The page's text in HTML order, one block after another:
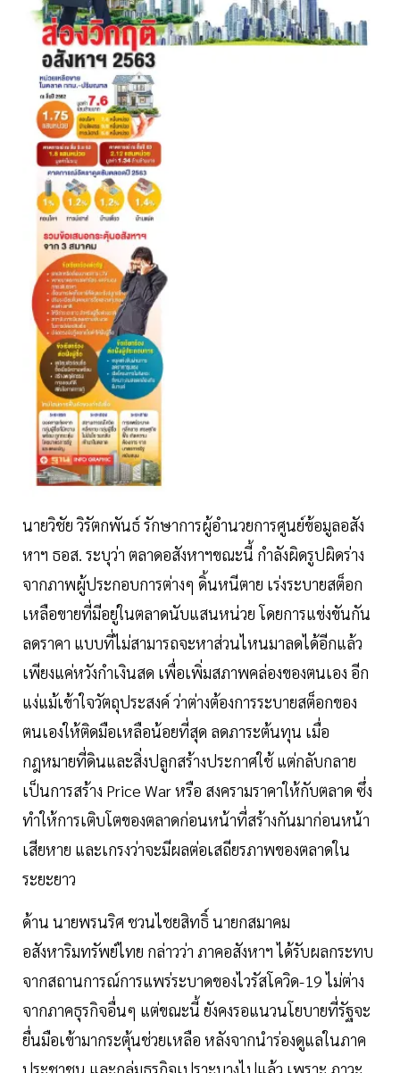
นายวิชัย วิรัตกพันธ์ รักษาการผู้อำนวยการศูนย์ข้อมูลอสัง
หาฯ ธอส. ระบุว่า ตลาดอสังหาฯขณะนี้ กำลังผิดรูปผิดร่าง
จากภาพผู้ประกอบการต่างๆ ดิ้นหนีตาย เร่งระบายสต็อก
เหลือขายที่มีอยู่ในตลาดนับแสนหน่วย โดยการแข่งขันกัน
ลดราคา แบบที่ไม่สามารถจะหาส่วนไหนมาลดได้อีกแล้ว
เพียงแค่หวังกำเงินสด เพื่อเพิ่มสภาพคล่องของตนเอง อีก
แง่แม้เข้าใจวัตถุประสงค์ ว่าต่างต้องการระบายสต็อกของ
ตนเองให้ติดมือเหลือน้อยที่สุด ลดภาระต้นทุน เมื่อ
กฎหมายที่ดินและสิ่งปลูกสร้างประกาศใช้ แต่กลับกลาย
เป็นการสร้าง Price War หรือ สงครามราคาให้กับตลาด ซึ่ง
ทำให้การเติบโตของตลาดก่อนหน้าที่สร้างกันมาก่อนหน้า
เสียหาย และเกรงว่าจะมีผลต่อเสถียรภาพของตลาดใน
ระยะยาว
ด้าน นายพรนริศ ชวนไชยสิทธิ์ นายกสมาคม
อสังหาริมทรัพย์ไทย กล่าวว่า ภาคอสังหาฯ ได้รับผลกระทบ
จากสถานการณ์การแพร่ระบาดของไวรัสโควิด-19 ไม่ต่าง
จากภาคธุรกิจอื่นๆ แต่ขณะนี้ ยังคงรอแนวนโยบายที่รัฐจะ
ยื่นมือเข้ามากระตุ้นช่วยเหลือ หลังจากนำร่องดูแลในภาค
ประชาชน และกลุ่มธุรกิจเปราะบางไปแล้ว เพราะ ภาวะ